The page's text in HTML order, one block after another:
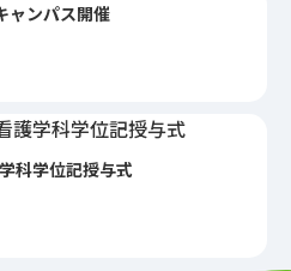
ャンパス開催
科学位記授与式